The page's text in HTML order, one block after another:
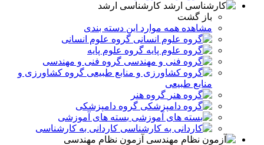
کارشناسی ارشد
باز گشت
مشاهده همه موارد این دسته بندی
گروه علوم انسانی
گروه علوم پایه
گروه فنی و مهندسی
گروه کشاورزی و
منابع طبیعی
گروه هنر
گروه دامپزشکی
بسته های آموزشی
کاردانی به کارشناسی
آزمون نظام مهندسی